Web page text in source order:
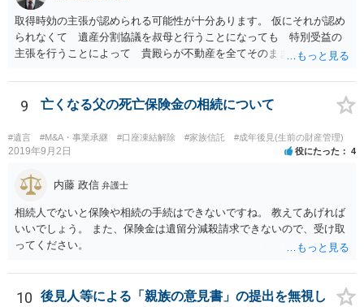
取得時効の主張が認められる可能性が十分あります。 仮にそれが認め
られなくて 遺産分割協議を叔母と行うことになっても 特別受益の
主張を行うことによって 貴殿らが不動産を全てそのまま取得できる
9 亡くなる父の死亡保険金の相続について
#遺言 #M&A・事業承継 #口座凍結解除 #家族信託 #成年後見(生前の財産管理)
2019年9月2日 役にたった 4
内藤 政信 弁護士
相続人でないと保険や相続の手続はできないですね。 教えてあげれば
いいでしょう。 また、保険金は遺留分減殺請求できないので、受け取
ってください。
10
後見人等による「親族の意見書」の提出を無視し